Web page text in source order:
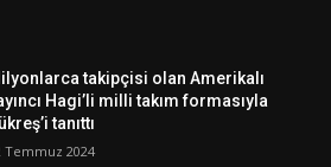
takipçisi olan Amerikalı
Hagi’li milli takım formasıyla
tanıttı
Temmuz 2024